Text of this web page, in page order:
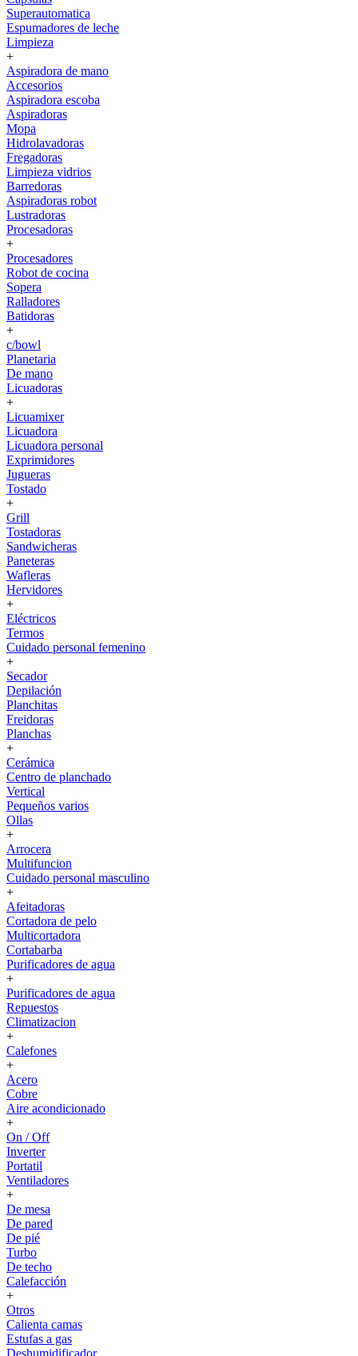
Superautomatica
Espumadores de leche
Limpieza
+
Aspiradora de mano
Accesorios
Aspiradora escoba
Aspiradoras
Mopa
Hidrolavadoras
Fregadoras
Limpieza vidrios
Barredoras
Aspiradoras robot
Lustradoras
Procesadoras
+
Procesadores
Robot de cocina
Sopera
Ralladores
Batidoras
+
c/bowl
Planetaria
De mano
Licuadoras
+
Licuamixer
Licuadora
Licuadora personal
Exprimidores
Jugueras
Tostado
+
Grill
Tostadoras
Sandwicheras
Paneteras
Wafleras
Hervidores
+
Eléctricos
Termos
Cuidado personal femenino
+
Secador
Depilación
Planchitas
Freidoras
Planchas
+
Cerámica
Centro de planchado
Vertical
Pequeños varios
Ollas
+
Arrocera
Multifuncion
Cuidado personal masculino
+
Afeitadoras
Cortadora de pelo
Multicortadora
Cortabarba
Purificadores de agua
+
Purificadores de agua
Repuestos
Climatizacion
+
Calefones
+
Acero
Cobre
Aire acondicionado
+
On / Off
Inverter
Portatil
Ventiladores
+
De mesa
De pared
De pié
Turbo
De techo
Calefacción
+
Otros
Calienta camas
Estufas a gas
Deshumidificador